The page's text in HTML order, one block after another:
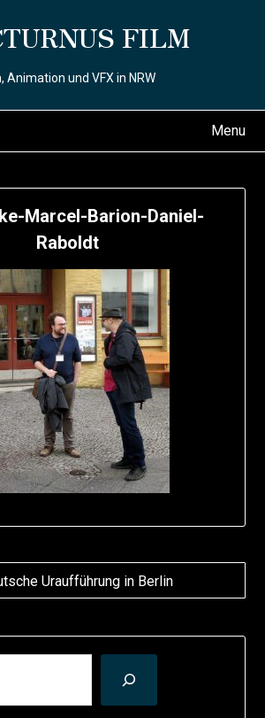
FILM
Animation und VFX in NRW
Menu
Marcel-Barion-Daniel-
Raboldt
Uraufführung in Berlin